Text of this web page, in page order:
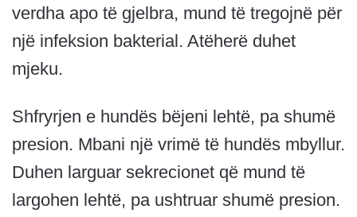
verdha apo të gjelbra, mund të tregojnë për
një infeksion bakterial. Atëherë duhet
mjeku.
Shfryrjen e hundës bëjeni lehtë, pa shumë
presion. Mbani një vrimë të hundës mbyllur.
Duhen larguar sekrecionet që mund të
largohen lehtë, pa ushtruar shumë presion.